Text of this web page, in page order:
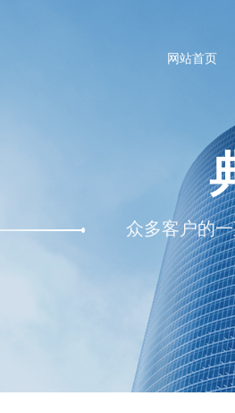
网站首页
众多客户的